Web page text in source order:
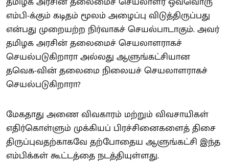
எம்பி-க்கும் கடிதம் மூலம் அழைப்பு விடுத்திருப்பது
என்பது முறையற்ற நிர்வாகச் செயல்பாடாகும். அவர்
தமிழக அரசின் தலைமைச் செயலாளராகச்
செயல்படுகிறாரா அல்லது ஆளுங்கட்சியான
தவெக-வின் தலைமை நிலையச் செயலாளராகச்
செயல்படுகிறாரா?
மேகதாது அணை விவகாரம் மற்றும் விவசாயிகள்
எதிர்கொள்ளும் முக்கியப் பிரச்சினைகளைத் திசை
திருப்புவதற்காகவே தற்போதைய ஆளுங்கட்சி இந்த
எம்பிக்கள் கூட்டத்தை நடத்தியுள்ளது.